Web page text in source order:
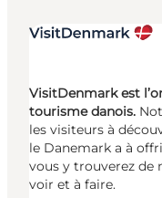
VisitDenmark est
tourisme danois.
les visiteurs à
le Danemark a à
vous y trouverez de
voir et à faire.